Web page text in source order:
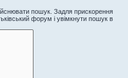
пошук. Задля прискорення
форум і увімкнути пошук в